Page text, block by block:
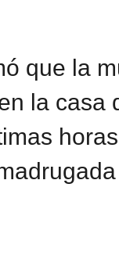
que la
la casa